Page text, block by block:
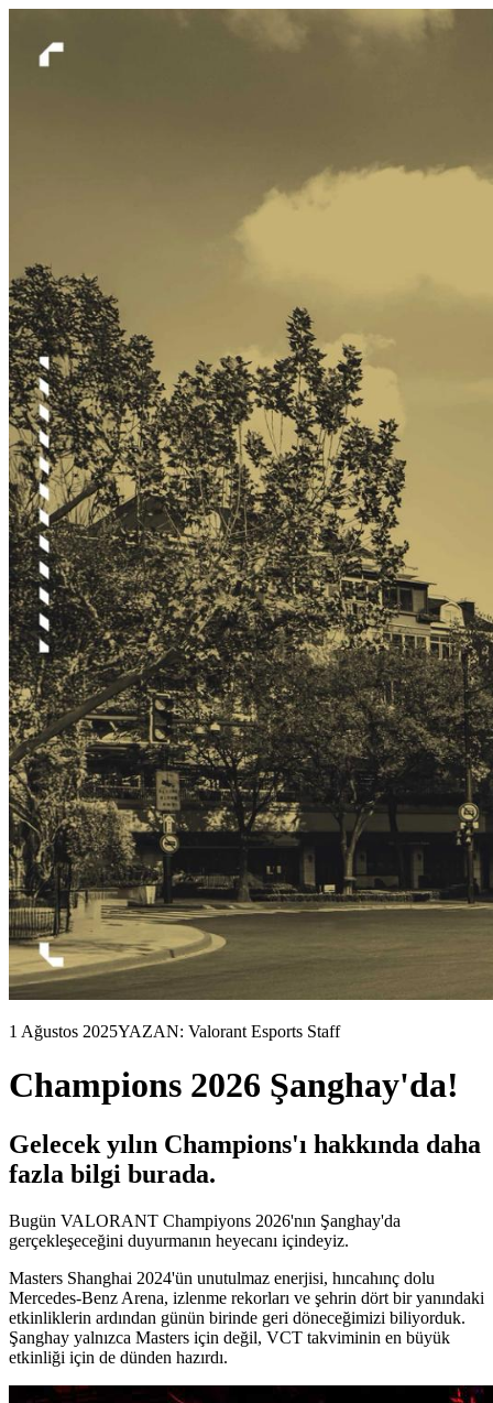
1 Ağustos 2025YAZAN: Valorant Esports Staff
Champions 2026 Şanghay'da!
Gelecek yılın Champions'ı hakkında daha
fazla bilgi burada.
Bugün VALORANT Champiyons 2026'nın Şanghay'da
gerçekleşeceğini duyurmanın heyecanı içindeyiz.
Masters Shanghai 2024'ün unutulmaz enerjisi, hıncahınç dolu
Mercedes-Benz Arena, izlenme rekorları ve şehrin dört bir yanındaki
etkinliklerin ardından günün birinde geri döneceğimizi biliyorduk.
Şanghay yalnızca Masters için değil, VCT takviminin en büyük
etkinliği için de dünden hazırdı.